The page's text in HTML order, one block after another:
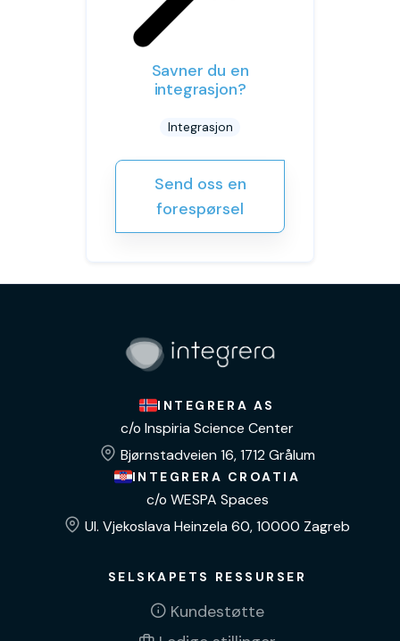
Savner du en
integrasjon?
Integrasjon
Send oss en
forespørsel
INTEGRERA AS
c/o Inspiria Science Center
Bjørnstadveien 16, 1712 Grålum
INTEGRERA CROATIA
c/o WESPA Spaces
Ul. Vjekoslava Heinzela 60, 10000 Zagreb
SELSKAPETS RESSURSER
Kundestøtte